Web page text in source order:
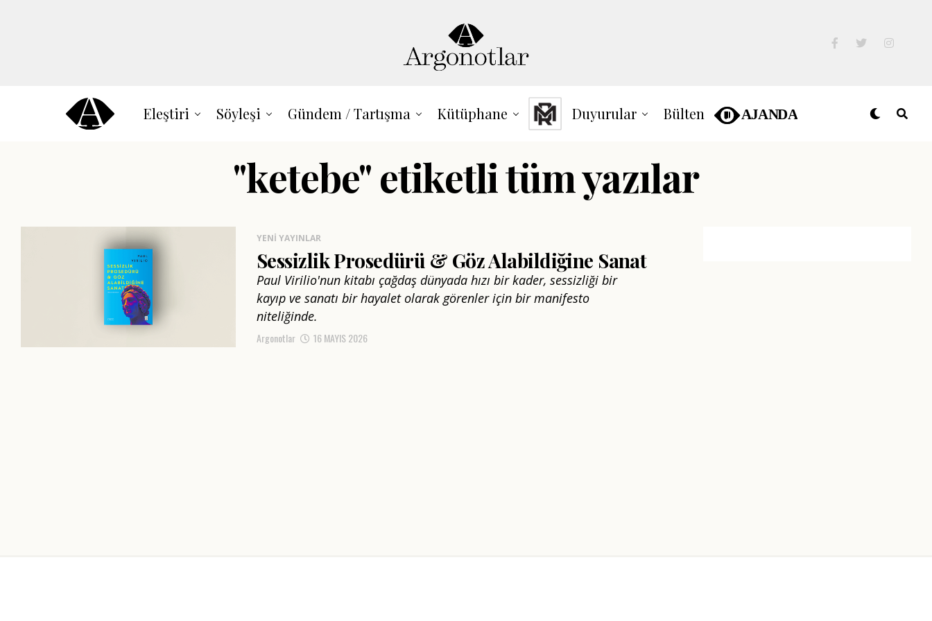
Eleştiri Söyleşi Gündem / Tartışma Kütüphane Duyurular Bülten
"ketebe" etiketli tüm yazılar
YENI YAYINLAR
Sessizlik Prosedürü & Göz Alabildiğine Sanat
Paul Virilio'nun kitabı çağdaş dünyada hızı bir kader, sessizliği bir
kayıp ve sanatı bir hayalet olarak görenler için bir manifesto
niteliğinde.
Argonotlar 16 MAYIS 2026